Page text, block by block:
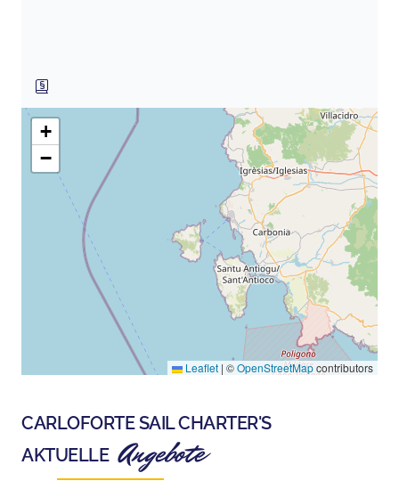
+
−
Leaflet | ©OpenStreetMapcontributors
CARLOFORTE SAIL CHARTER'S
AKTUELLE Angebote